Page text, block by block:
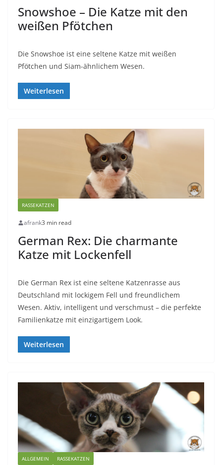
Snowshoe – Die Katze mit den
weißen Pfötchen
Die Snowshoe ist eine seltene Katze mit weißen
Pfötchen und Siam-ähnlichem Wesen.
Weiterlesen
RASSEKATZEN
afrank3 min read
German Rex: Die charmante
Katze mit Lockenfell
Die German Rex ist eine seltene Katzenrasse aus
Deutschland mit lockigem Fell und freundlichem
Wesen. Aktiv, intelligent und verschmust – die perfekte
Familienkatze mit einzigartigem Look.
Weiterlesen
ALLGEMEIN RASSEKATZEN